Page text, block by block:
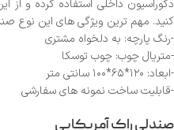
دکوراسیون داخلی استفاده کرده و از
کنید. مهم ترین ویژگی های این نوع
-رنگ پارچه: به دلخواه مشتری
-متریال چوب: چوب توسکا
-ابعاد: ۱۲۰*۶۵*۱۰۰ سانتی متر
-قابلیت ساخت نمونه های سفارشی
صندلی راک آمریکایی